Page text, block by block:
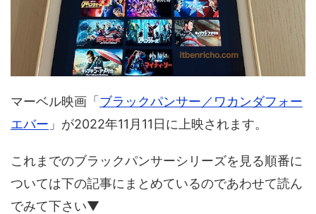
マーベル映画「ブラックパンサー／ワカンダフォー
エバー 」が2022年11月11日に上映されます。
これまでのブラックパンサーシリーズを見る順番に
ついては下の記事にまとめているのであわせて読ん
でみて下さい▼